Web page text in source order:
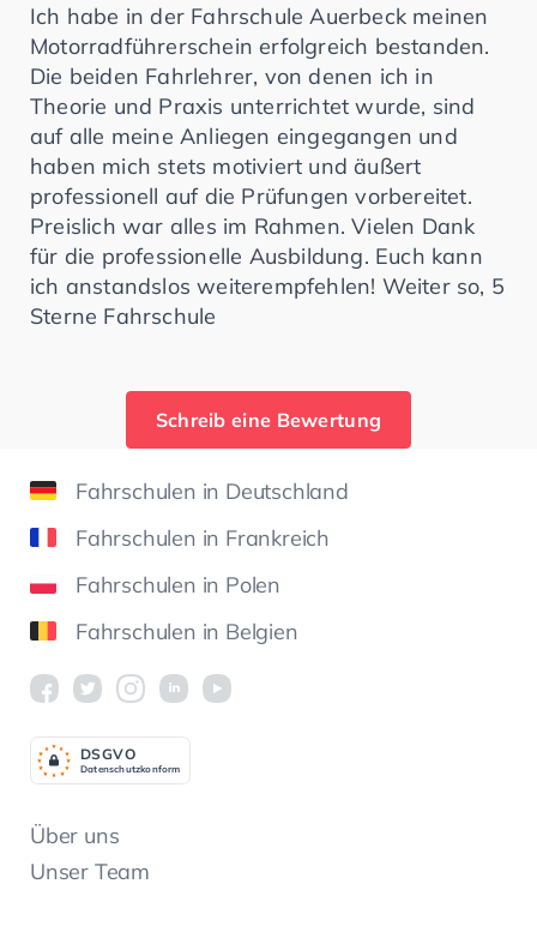
Ich habe in der Fahrschule Auerbeck meinen
Motorradführerschein erfolgreich bestanden.
Die beiden Fahrlehrer, von denen ich in
Theorie und Praxis unterrichtet wurde, sind
auf alle meine Anliegen eingegangen und
haben mich stets motiviert und äußert
professionell auf die Prüfungen vorbereitet.
Preislich war alles im Rahmen. Vielen Dank
für die professionelle Ausbildung. Euch kann
ich anstandslos weiterempfehlen! Weiter so, 5
Sterne Fahrschule
Schreib eine Bewertung
Fahrschulen in Deutschland
Fahrschulen in Frankreich
Fahrschulen in Polen
Fahrschulen in Belgien
Über uns
Unser Team
Datenschutzkonform
DSGVO